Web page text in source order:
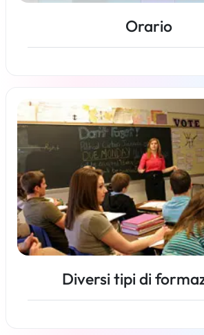
Orario
Per saperne di più
Diversi tipi di